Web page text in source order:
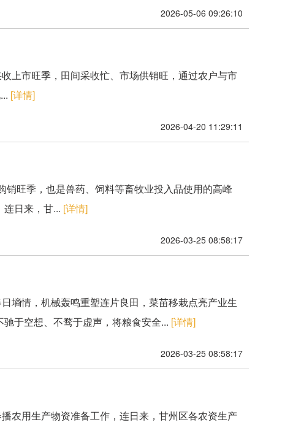
2026-05-06 09:26:10
上市旺季，田间采收忙、市场供销旺，通过农户与市
[详情]
2026-04-20 11:29:11
旺季，也是兽药、饲料等畜牧业投入品使用的高峰
日来，甘... [详情]
2026-03-25 08:58:17
墒情，机械轰鸣重塑连片良田，菜苗移栽点亮产业生
于空想、不骛于虚声，将粮食安全... [详情]
2026-03-25 08:58:17
农用生产物资准备工作，连日来，甘州区各农资生产